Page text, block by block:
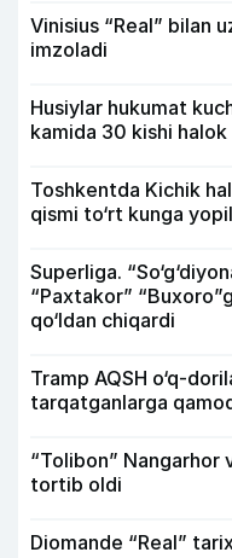
Vinisius “Real” bilan
imzoladi
Husiylar hukumat
kamida 30 kishi halok
Toshkentda Kichik
qismi to‘rt kunga
Superliga.
“Paxtakor”
qo‘ldan chiqardi
Tramp AQSH o‘q-
tarqatganlarga
“Tolibon”
tortib oldi
Diomande “Real”